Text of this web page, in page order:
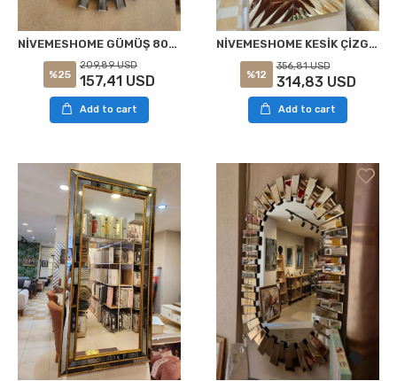
NİVEMESHOME GÜMÜŞ 80X81 METAL ÇERÇEVELİ AYNA
%25
209,89 USD
157,41 USD
Add to cart
NİVEMESHOME KESİK ÇİZGİLİ 75X150 DEKORATİF BOY AYNASI
%12
356,81 USD
314,83 USD
Add to cart